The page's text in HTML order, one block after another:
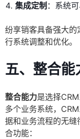
集成定制 ：系统
纷享销客具备强大
行系统调整和优化。
五、整合能
整合能力是选择
多个业务系统，
据和业务流程的无
合功能：